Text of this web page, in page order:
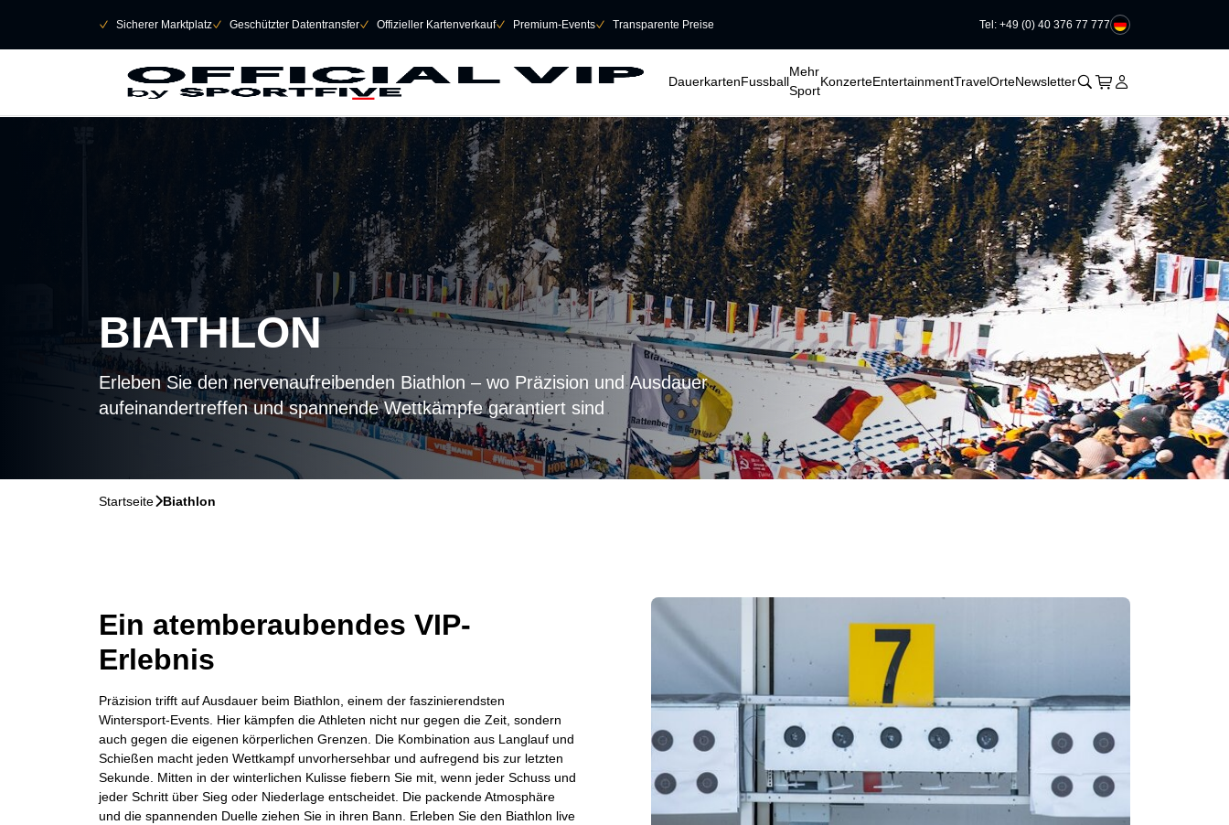
􀆅 Sicherer Marktplatz􀆅 Geschützter Datentransfer􀆅 Offizieller Kartenverkauf􀆅 Premium-Events􀆅 Transparente Preise Tel: +49 (0) 40 376 77 777
DauerkartenFussball
Mehr
Sport
KonzerteEntertainmentTravelOrteNewsletter􀊫 Warenkorb
􀍩 Login
􀉩
BIATHLON
Erleben Sie den nervenaufreibenden Biathlon – wo Präzision und Ausdauer
aufeinandertreffen und spannende Wettkämpfe garantiert sind
Startseite􀆊Biathlon
Ein atemberaubendes VIP-
Erlebnis
Präzision trifft auf Ausdauer beim Biathlon, einem der faszinierendsten
Wintersport-Events. Hier kämpfen die Athleten nicht nur gegen die Zeit, sondern
auch gegen die eigenen körperlichen Grenzen. Die Kombination aus Langlauf und
Schießen macht jeden Wettkampf unvorhersehbar und aufregend bis zur letzten
Sekunde. Mitten in der winterlichen Kulisse fiebern Sie mit, wenn jeder Schuss und
jeder Schritt über Sieg oder Niederlage entscheidet. Die packende Atmosphäre
und die spannenden Duelle ziehen Sie in ihren Bann. Erleben Sie den Biathlon live